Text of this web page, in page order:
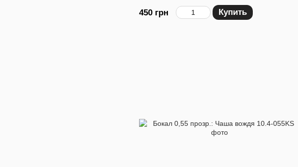
450 грн Купить